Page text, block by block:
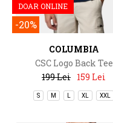
DOAR ONLINE
-20%
COLUMBIA
CSC Logo Back Tee
199 Lei 159 Lei
S M XL XXL